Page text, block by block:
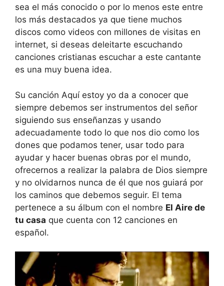
sea el más conocido o por lo menos este entre
los más destacados ya que tiene muchos
discos como videos con millones de visitas en
internet, si deseas deleitarte escuchando
canciones cristianas escuchar a este cantante
es una muy buena idea.
Su canción Aquí estoy yo da a conocer que
siempre debemos ser instrumentos del señor
siguiendo sus enseñanzas y usando
adecuadamente todo lo que nos dio como los
dones que podamos tener, usar todo para
ayudar y hacer buenas obras por el mundo,
ofrecernos a realizar la palabra de Dios siempre
y no olvidarnos nunca de él que nos guiará por
los caminos que debemos seguir. El tema
pertenece a su álbum con el nombre El Aire de
tu casa que cuenta con 12 canciones en
español.